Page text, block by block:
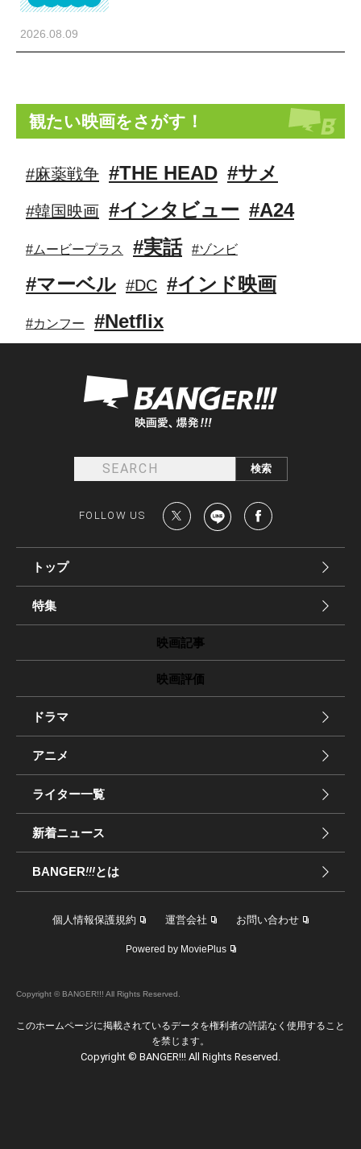
2026.08.09
観たい映画をさがす！
#麻薬戦争 #THE HEAD #サメ
#韓国映画 #インタビュー #A24
#ムービープラス #実話 #ゾンビ
#マーベル #DC #インド映画
#カンフー #Netflix
FOLLOW US
トップ
特集
映画記事
映画評価
ドラマ
アニメ
ライター一覧
新着ニュース
BANGER!!!とは
個人情報保護規約 運営会社 お問い合わせ
Powered by MoviePlus
Copyright © BANGER!!! All Rights Reserved.
このホームページに掲載されているデータを権利者の許諾なく使用すること
を禁じます。
Copyright © BANGER!!! All Rights Reserved.